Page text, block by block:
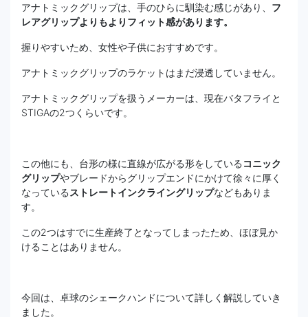
アナトミックグリップは、手のひらに馴染む感じがあり、 フ
レアグリップよりもよりフィット感があります。
握りやすいため、女性や子供におすすめです。
アナトミックグリップのラケットはまだ浸透していません。
アナトミックグリップを扱うメーカーは、現在バタフライと
STIGAの2つくらいです。
この他にも、台形の様に直線が広がる形をしている コニック
グリップやブレードからグリップエンドにかけて徐々に厚く
なっている ストレートインクライングリップなどもありま
す。
この2つはすでに生産終了となってしまったため、ほぼ見か
けることはありません。
今回は、卓球のシェークハンドについて詳しく解説していき
ました。